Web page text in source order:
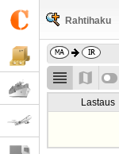
Rahtihaku
Lastaus